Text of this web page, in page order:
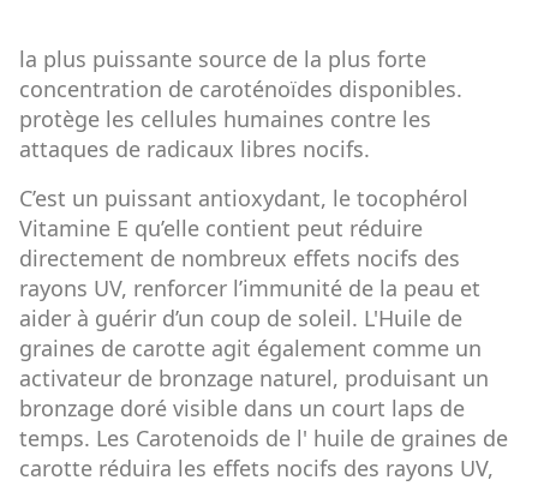
la plus puissante source de la plus forte
concentration de caroténoïdes disponibles.
protège les cellules humaines contre les
attaques de radicaux libres nocifs.
C’est un puissant antioxydant, le tocophérol
Vitamine E qu’elle contient peut réduire
directement de nombreux effets nocifs des
rayons UV, renforcer l’immunité de la peau et
aider à guérir d’un coup de soleil. L'Huile de
graines de carotte agit également comme un
activateur de bronzage naturel, produisant un
bronzage doré visible dans un court laps de
temps. Les Carotenoids de l' huile de graines de
carotte réduira les effets nocifs des rayons UV,